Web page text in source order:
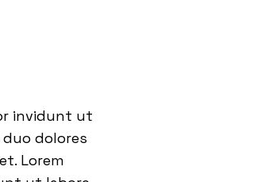
invidunt ut
dolores
Lorem